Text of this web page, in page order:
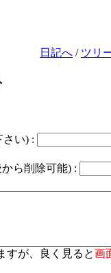
日記へ / ツリ
い) :
ら削除可能) :
すが、良く見ると画